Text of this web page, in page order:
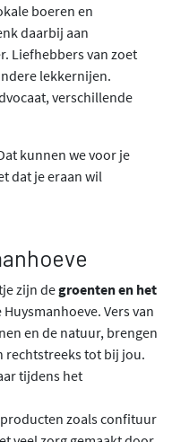
boeren en
daarbij aan
Liefhebbers van zoet
lekkernijen.
verschillende
kunnen we voor je
dat je eraan wil
zijn degroenten en het
Vers van
en de natuur, brengen
rechtstreeks tot bij jou.
tijdens het
zoals confituur